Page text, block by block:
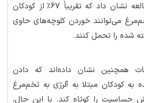
در واقع، یک مطالعه نشان داد که تقریباً 67٪ از کودکان
می‌توانند خوردن کلوچه‌های حاوی
شده را تحمل کنند.
همچنین نشان داده‌اند که دادن
کودکان مبتلا به آلرژی به تخم‌مرغ
حساسیت را کوتاه کند. با این حال،